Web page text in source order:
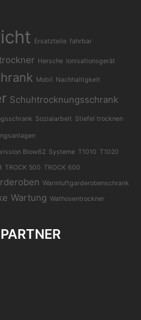
Ersatzteile fahrbar
Hersche Ionisationsgerät
Mobil Nachhaltigkeit
Schuhtrocknungsschrank
Sozialarbeit Stiefel trocknen
Blow62 Systeme T1010 T1020
TROCK 500 TROCK 600
Warmluftgarderobenschrank
Wartung Wathosentrockner